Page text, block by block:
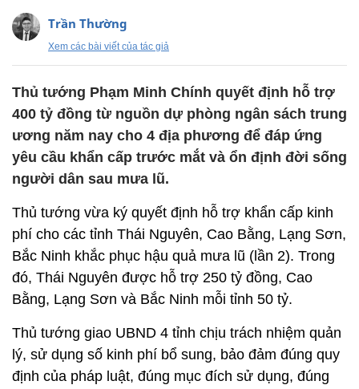
Trần Thường
Xem các bài viết của tác giả
Thủ tướng Phạm Minh Chính quyết định hỗ trợ
400 tỷ đồng từ nguồn dự phòng ngân sách trung
ương năm nay cho 4 địa phương để đáp ứng
yêu cầu khẩn cấp trước mắt và ổn định đời sống
người dân sau mưa lũ.
Thủ tướng vừa ký quyết định hỗ trợ khẩn cấp kinh
phí cho các tỉnh Thái Nguyên, Cao Bằng, Lạng Sơn,
Bắc Ninh khắc phục hậu quả mưa lũ (lần 2). Trong
đó, Thái Nguyên được hỗ trợ 250 tỷ đồng, Cao
Bằng, Lạng Sơn và Bắc Ninh mỗi tỉnh 50 tỷ.
Thủ tướng giao UBND 4 tỉnh chịu trách nhiệm quản
lý, sử dụng số kinh phí bổ sung, bảo đảm đúng quy
định của pháp luật, đúng mục đích sử dụng, đúng